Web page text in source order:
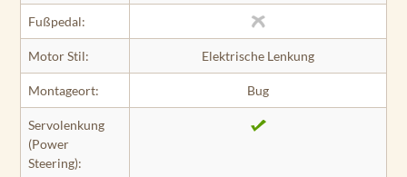
Fußpedal:
Motor Stil: Elektrische Lenkung
Montageort: Bug
Servolenkung
(Power
Steering):